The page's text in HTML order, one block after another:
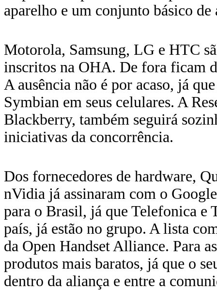
aparelho e um conjunto básico
Motorola, Samsung, LG e HTC
inscritos na OHA. De fora ficam
A ausência não é por acaso, já
Symbian em seus celulares. A
Blackberry, também seguirá
iniciativas da concorrência.
Dos fornecedores de hardware,
nVidia já assinaram com o
para o Brasil, já que Telefonica e
país, já estão no grupo. A lista
da Open Handset Alliance. Para
produtos mais baratos, já que o
dentro da aliança e entre a